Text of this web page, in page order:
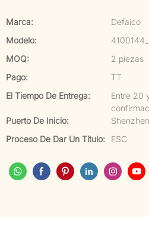
Marca:
Defaico
Modelo:
MOQ:
2 piezas
Pago:
TT
El Tiempo De Entrega:
Entre 20
Puerto De Inicio:
Shenzhen
Proceso De Dar Un Título:
FSC